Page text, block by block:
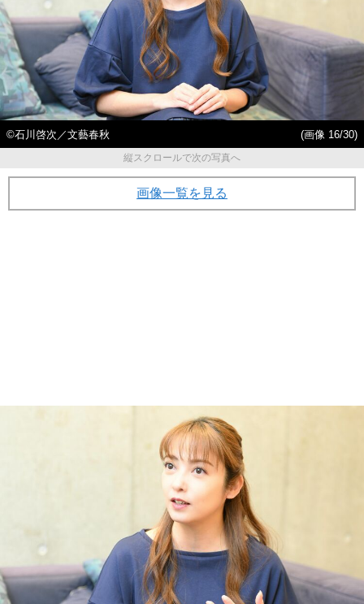
©石川啓次／文藝春秋
(画像 16/30)
縦スクロールで次の写真へ
画像一覧を見る